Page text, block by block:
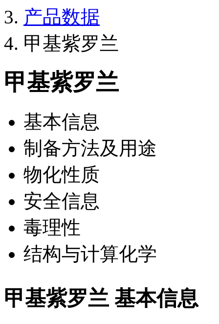
产品数据
甲基紫罗兰
甲基紫罗兰
基本信息
制备方法及用途
物化性质
安全信息
毒理性
结构与计算化学
甲基紫罗兰 基本信息